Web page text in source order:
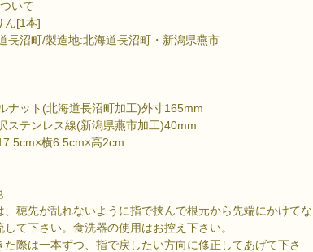
いて
ん[1本]
沼町/製造地:北海道長沼町・新潟県燕市
ナット(北海道長沼町加工)外寸165mm
ステンレス線(新潟県燕市加工)40mm
横6.5cm×高2cm
穂先が乱れないように指で挟んで根元から先端にかけてな
て下さい。食洗器の使用はお控え下さい。
際は一本ずつ、指で戻したい方向に修正してあげて下さ